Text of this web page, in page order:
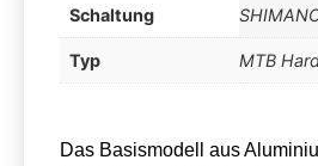
Schaltung
Typ MTB
Das Basismodell aus